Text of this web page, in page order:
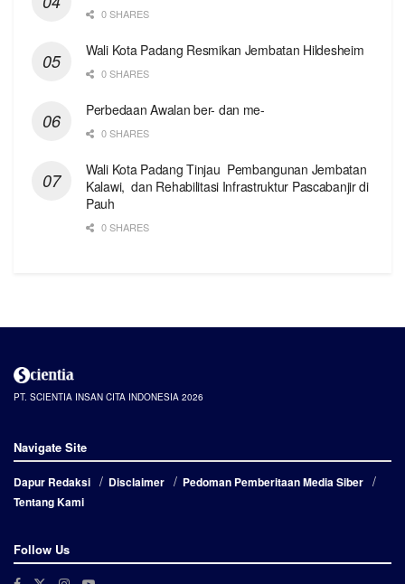
0 SHARES
Wali Kota Padang Resmikan Jembatan Hildesheim
0 SHARES
Perbedaan Awalan ber- dan me-
0 SHARES
Wali Kota Padang Tinjau Pembangunan Jembatan
Kalawi, dan Rehabilitasi Infrastruktur Pascabanjir di
Pauh
0 SHARES
PT. SCIENTIA INSAN CITA INDONESIA 2026
Navigate Site
Dapur Redaksi Disclaimer
Pedoman Pemberitaan Media Siber
Tentang Kami
Follow Us